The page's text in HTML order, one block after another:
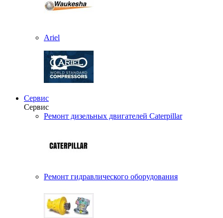
Ariel
Сервис
Сервис
Ремонт дизельных двигателей Caterpillar
Ремонт гидравлического оборудования